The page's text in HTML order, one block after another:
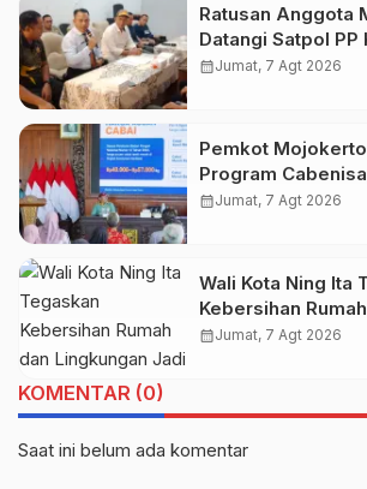
Ratusan Anggota
Datangi Satpol PP
Probolinggo,
calendar_monthJumat, 7 Agt 2026
Pemkot
Program
Dibekali Teknik
calendar_monthJumat, 7 Agt 2026
Wali Kota Ning Ita
Kebersihan
Lingkungan Jadi
calendar_monthJumat, 7 Agt 2026
KOMENTAR (0)
Saat ini belum ada komentar